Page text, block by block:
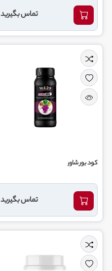
تماس بگیرید
کود بور شاور
تماس بگیرید